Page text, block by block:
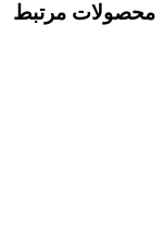
محصولات مرتبط